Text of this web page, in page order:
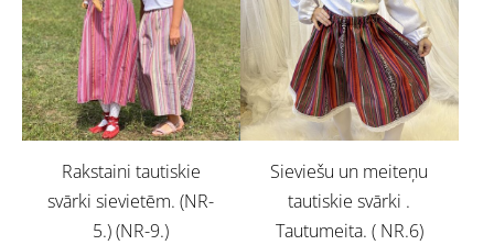
Rakstaini tautiskie
svārki sievietēm. (NR-
5.) (NR-9.)
Sieviešu un meiteņu
tautiskie svārki .
Tautumeita. ( NR.6)